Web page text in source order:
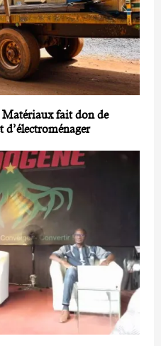
fait don de